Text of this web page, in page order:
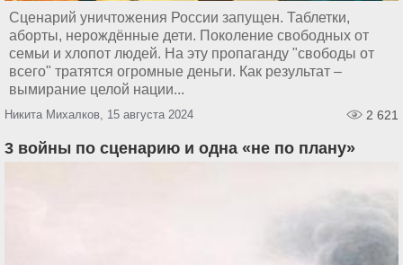
Сценарий уничтожения России запущен. Таблетки,
аборты, нерождённые дети. Поколение свободных от
семьи и хлопот людей. На эту пропаганду "свободы от
всего" тратятся огромные деньги. Как результат –
вымирание целой нации...
Никита Михалков, 15 августа 2024 2 621
3 войны по сценарию и одна «не по плану»